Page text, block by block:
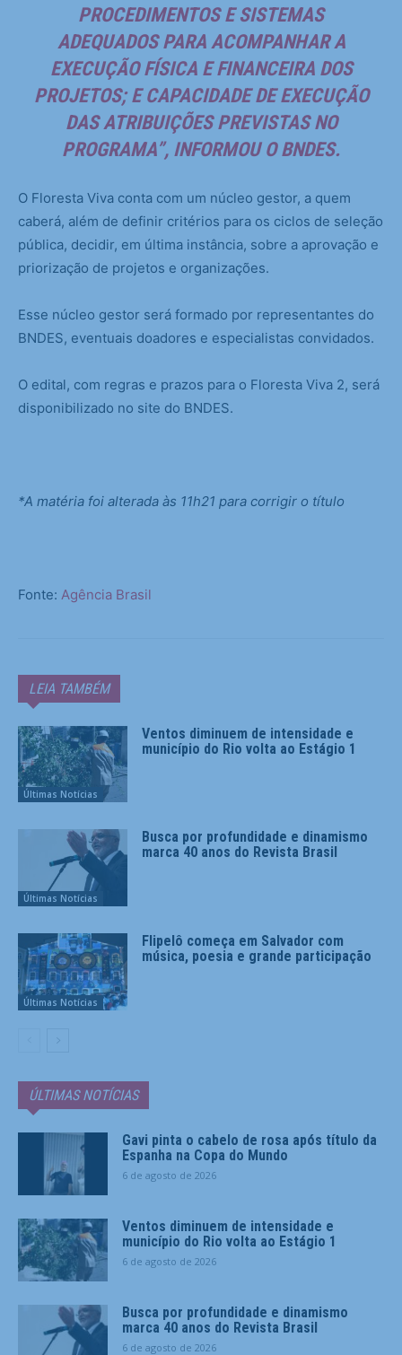
PROCEDIMENTOS E SISTEMAS
ADEQUADOS PARA ACOMPANHAR A
EXECUÇÃO FÍSICA E FINANCEIRA DOS
PROJETOS; E CAPACIDADE DE EXECUÇÃO
DAS ATRIBUIÇÕES PREVISTAS NO
PROGRAMA”, INFORMOU O BNDES.
O Floresta Viva conta com um núcleo gestor, a quem
caberá, além de definir critérios para os ciclos de seleção
pública, decidir, em última instância, sobre a aprovação e
priorização de projetos e organizações.
Esse núcleo gestor será formado por representantes do
BNDES, eventuais doadores e especialistas convidados.
O edital, com regras e prazos para o Floresta Viva 2, será
disponibilizado no site do BNDES.
*A matéria foi alterada às 11h21 para corrigir o título
Fonte: Agência Brasil
LEIA TAMBÉM
Últimas Notícias
Ventos diminuem de intensidade e
município do Rio volta ao Estágio 1
Últimas Notícias
Busca por profundidade e dinamismo
marca 40 anos do Revista Brasil
Últimas Notícias
Flipelô começa em Salvador com
música, poesia e grande participação
ÚLTIMAS NOTÍCIAS
Gavi pinta o cabelo de rosa após título da
Espanha na Copa do Mundo
6 de agosto de 2026
Ventos diminuem de intensidade e
município do Rio volta ao Estágio 1
6 de agosto de 2026
Busca por profundidade e dinamismo
marca 40 anos do Revista Brasil
6 de agosto de 2026